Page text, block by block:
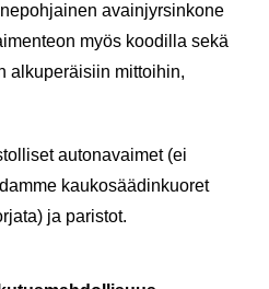
avainjyrsinkone
myös koodilla sekä
alkuperäisiin mittoihin,
autonavaimet (ei
kaukosäädinkuoret
ja paristot.